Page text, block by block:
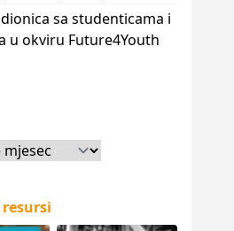
sa studenticama i
u okviru Future4Youth